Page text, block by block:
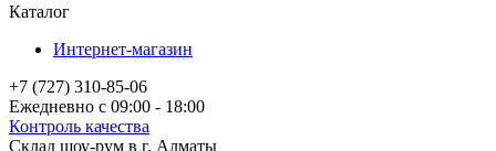
Каталог
Интернет-магазин
+7 (727) 310-85-06
Ежедневно с 09:00 - 18:00
Контроль качества
Склад шоу-рум в г. Алматы